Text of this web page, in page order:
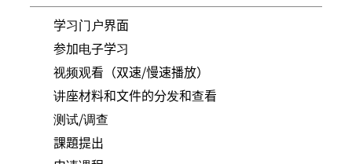
学习门户界面
参加电子学习
视频观看（双速/慢速播放）
讲座材料和文件的分发和查看
测试/调查
課題提出